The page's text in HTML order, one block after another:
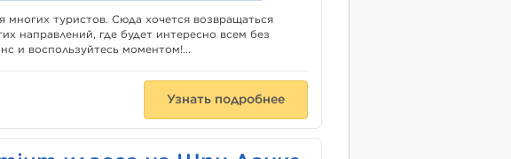
туристов. Сюда хочется возвращаться
направлений, где будет интересно всем без
и воспользуйтесь моментом!...
Узнать подробнее